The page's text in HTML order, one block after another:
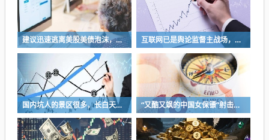
建议迅速逃离美股美债泡沫，AI正加速而非延缓其泡沫破裂 互联网已是舆论监督主战场，让我们用这五点珍惜它
国内坑人的景区很多，长白天池只是其中被坑印象最深的那一个 “又酷又飒的中国女保镖”射击夺冠